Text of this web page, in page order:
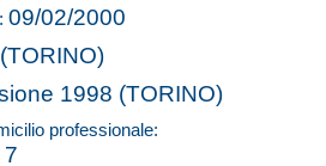
09/02/2000
1998 (TORINO)
professionale: